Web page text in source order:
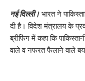
नई दिल्ली। भारत ने
दी है। विदेश मंत्रालय के
ब्रीफिंग में कहा कि
वाले व नफरत फैलाने वाले
श्री जायसवाल